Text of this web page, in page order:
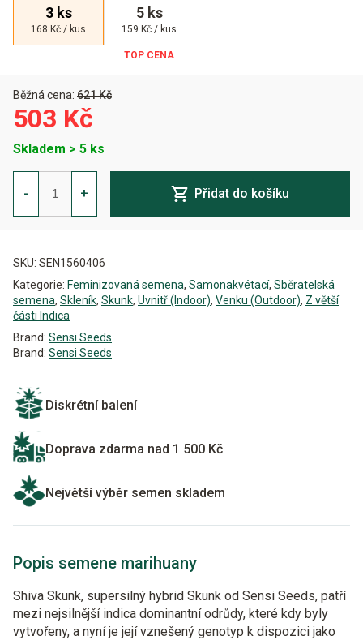
3 ks
168 Kč / kus
5 ks
159 Kč / kus
Běžná cena: 621 Kč
503 Kč
Skladem > 5 ks
-
Shiva
Skunk
Auto
Feminizovaná
+ Přidat do košíku
SKU: SEN1560406
Kategorie: Feminizovaná semena, Samonakvétací, Sběratelská
semena, Skleník, Skunk, Uvnitř (Indoor), Venku (Outdoor), Z větší
části Indica
Brand: Sensi Seeds
Brand: Sensi Seeds
Diskrétní balení
Doprava zdarma nad 1 500 Kč
Největší výběr semen skladem
Popis semene marihuany
Shiva Skunk, supersilný hybrid Skunk od Sensi Seeds, patří
mezi nejsilnější indica dominantní odrůdy, které kdy byly
vytvořeny, a nyní je její vznešený genotyp k dispozici jako